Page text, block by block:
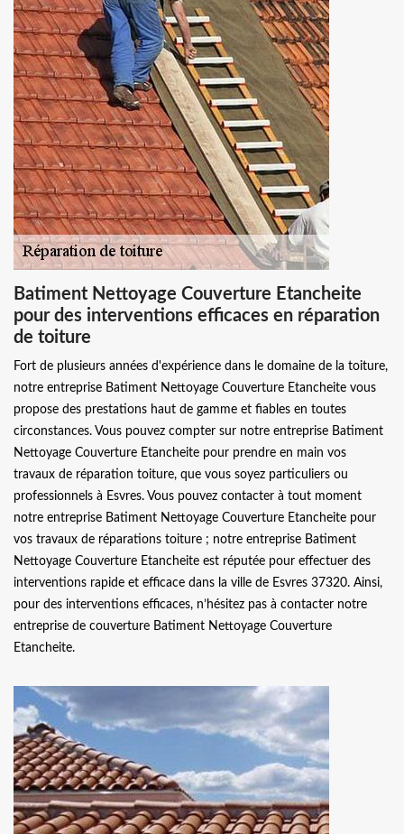
Batiment Nettoyage Couverture Etancheite
pour des interventions efficaces en réparation
de toiture
Fort de plusieurs années d'expérience dans le domaine de la toiture,
notre entreprise Batiment Nettoyage Couverture Etancheite vous
propose des prestations haut de gamme et fiables en toutes
circonstances. Vous pouvez compter sur notre entreprise Batiment
Nettoyage Couverture Etancheite pour prendre en main vos
travaux de réparation toiture, que vous soyez particuliers ou
professionnels à Esvres. Vous pouvez contacter à tout moment
notre entreprise Batiment Nettoyage Couverture Etancheite pour
vos travaux de réparations toiture ; notre entreprise Batiment
Nettoyage Couverture Etancheite est réputée pour effectuer des
interventions rapide et efficace dans la ville de Esvres 37320. Ainsi,
pour des interventions efficaces, n’hésitez pas à contacter notre
entreprise de couverture Batiment Nettoyage Couverture
Etancheite.